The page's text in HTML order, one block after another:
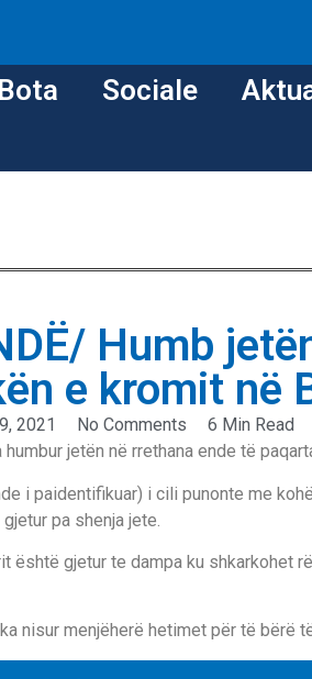
Bota Sociale
Humb
e kromit në
2021 No Comments
6 Min Read
humbur jetën në rrethana ende të
i paidentifikuar) i cili punonte me
pa shenja jete.
është gjetur te dampa ku shkarkohet
nisur menjëherë hetimet për të bërë